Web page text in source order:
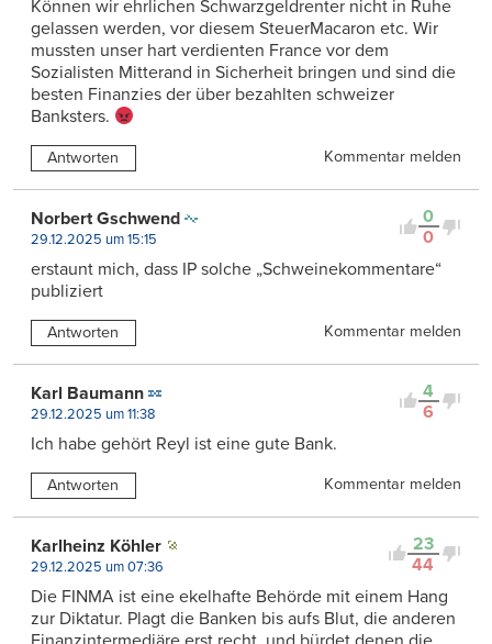
Können wir ehrlichen Schwarzgeldrenter nicht in Ruhe
gelassen werden, vor diesem SteuerMacaron etc. Wir
mussten unser hart verdienten France vor dem
Sozialisten Mitterand in Sicherheit bringen und sind die
besten Finanzies der über bezahlten schweizer
Banksters.
Antworten Kommentar melden
0
0
Norbert Gschwend
29.12.2025 um 15:15
erstaunt mich, dass IP solche „Schweinekommentare“
publiziert
Antworten Kommentar melden
4
6
Karl Baumann
29.12.2025 um 11:38
Ich habe gehört Reyl ist eine gute Bank.
Antworten Kommentar melden
23
44
Karlheinz Köhler
29.12.2025 um 07:36
Die FINMA ist eine ekelhafte Behörde mit einem Hang
zur Diktatur. Plagt die Banken bis aufs Blut, die anderen